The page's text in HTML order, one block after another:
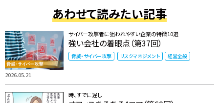
あわせて読みたい記事
2026.05.21
サイバー攻撃者に狙われやすい企業の特徴10選
強い会社の着眼点（第37回）
脅威・サイバー攻撃 リスクマネジメント 経営全般
時、すでに遅し